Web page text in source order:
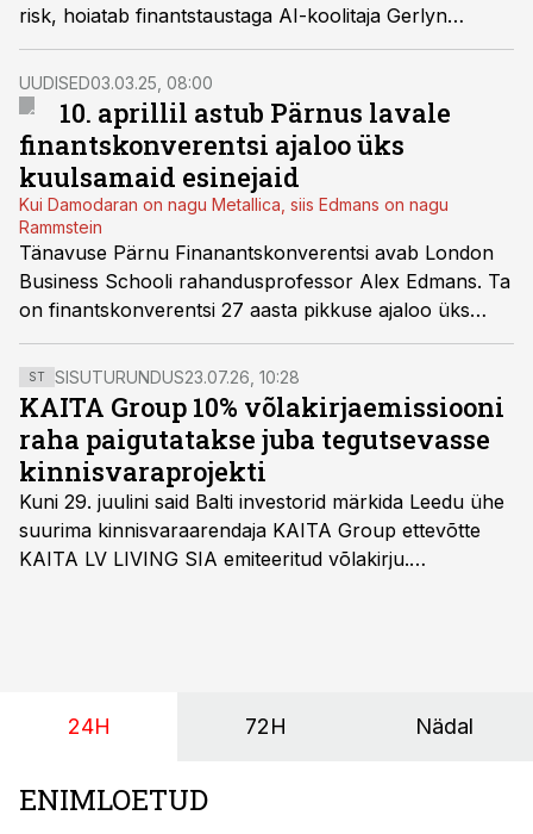
risk, hoiatab finantstaustaga AI-koolitaja Gerlyn
Tiigemäe.
UUDISED03.03.25, 08:00
10. aprillil astub Pärnus lavale
finantskonverentsi ajaloo üks
kuulsamaid esinejaid
Kui Damodaran on nagu Metallica, siis Edmans on nagu
Rammstein
Tänavuse Pärnu Finanantskonverentsi avab London
Business Schooli rahandusprofessor Alex Edmans. Ta
on finantskonverentsi 27 aasta pikkuse ajaloo üks
kuulsamaid esinejaid. Edmans toob konverentsile oma
globaalse mõju ja uuenduslikud ideed, mis on
inspireerinud nii akadeemikuid kui ka praktikuid üle
maailma.
ST SISUTURUNDUS23.07.26, 10:28
KAITA Group 10% võlakirjaemissiooni
raha paigutatakse juba tegutsevasse
kinnisvaraprojekti
Kuni 29. juulini said Balti investorid märkida Leedu ühe
suurima kinnisvaraarendaja KAITA Group ettevõtte
KAITA LV LIVING SIA emiteeritud võlakirju.
24H 72H Nädal
ENIMLOETUD